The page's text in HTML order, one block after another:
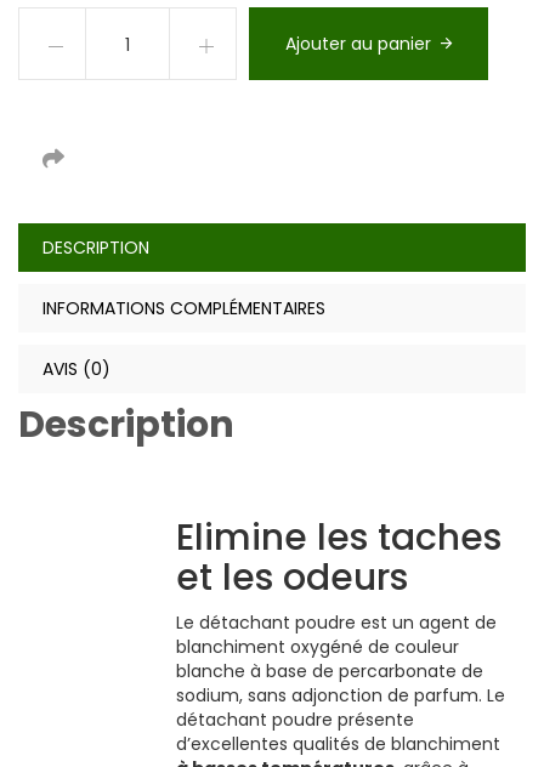
Ajouter au panier
DESCRIPTION
INFORMATIONS COMPLÉMENTAIRES
AVIS (0)
Description
Elimine les taches
et les odeurs
Le détachant poudre est un agent de
blanchiment oxygéné de couleur
blanche à base de percarbonate de
sodium, sans adjonction de parfum. Le
détachant poudre présente
d’excellentes qualités de blanchiment